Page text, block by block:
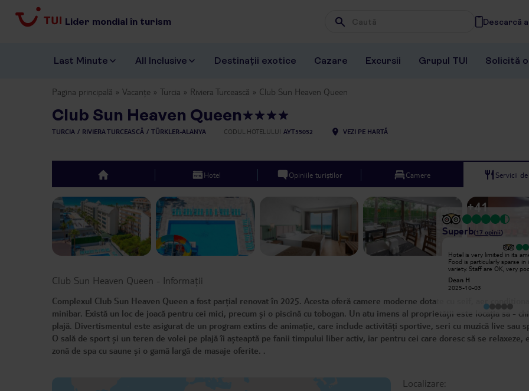
Lider mondial în turism Wpisz frazę, której szukasz
Descarcă
Last Minute All Inclusive Destinații exotice Cazare Excursii Grupul TUI Solicită
Pagina principală Vacanțe Turcia Riviera Turcească Club Sun Heaven Queen
Club Sun Heaven Queen
TURCIA RIVIERA TURCEASCĂ TÜRKLER-ALANYA CODUL HOTELULUI AYT55052 VEZI PE HARTĂ
top Hotel Opiniile turiștilor Camere Servicii
Previous slide +41
Superb(17 opinii)
Excepțional
Came with a friend in June, we really
Hotel is very limited in its
Food is particularly sparse in
variety. Staff are OK, very
the neighbouring Sun Heaven
Family, except the restaurant,
nicer. Rooms are clean, beds
comfortable. Overall, if you're
booking an all inclusive to
meals, don't come here.
Dean H
2025-10-03
Club Sun Heaven Queen - Informații
Complexul Club Sun Heaven Queen a fost parțial renovat în 2025. Acesta oferă camere moderne dotate cu seif, aer
minibar. Există un loc de joacă pentru cei mici, precum și o piscină cu tobogan. Un atu imens al proprietății este locația sa -
plajă. Divertismentul este asigurat de un program extins de animație, care include activități sportive, seri cu muzică live sau
O sală de sport și un teren de volei pe plajă îi așteaptă pe fanii timpului liber activ, iar pentru cei care doresc să se relaxeze,
zonă de spa cu saune și o gamă largă de masaje oferite. .
Localizare: